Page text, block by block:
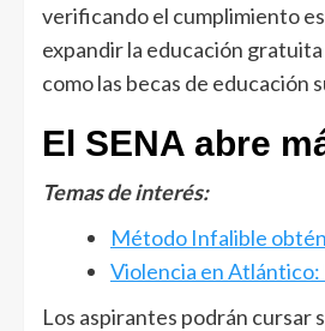
verificando el cumplimiento
expandir la educación
como las becas de educación
El SENA abre
Temas de interés:
Método Infalible
Violencia en Atlántico:
Los aspirantes podrán cursar